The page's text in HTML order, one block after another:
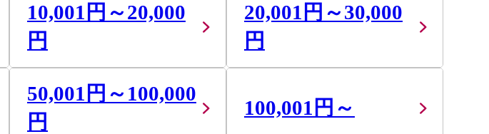
10,001円～20,000
円
20,001円～30,000
円
50,001円～100,000
円
100,001円～